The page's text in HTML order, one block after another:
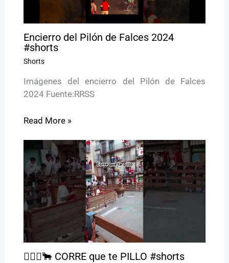
Encierro del Pilón de Falces 2024
#shorts
Shorts
Imágenes del encierro del Pilón de Falces
2024 Fuente:RRSS
Read More »
🏃🏻‍♂️🐂 CORRE que te PILLO #shorts